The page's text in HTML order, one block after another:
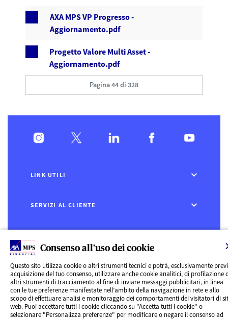
Consenso all'uso dei cookie
Questo sito utilizza cookie o altri strumenti tecnici e potrà, esclusivamente
acquisizione del tuo consenso, utilizzare anche cookie analitici, di profilazione
altri strumenti di tracciamento al fine di inviare messaggi pubblicitari, in linea
con le tue preferenze manifestate nell’ambito della navigazione in rete e allo
scopo di effettuare analisi e monitoraggio dei comportamenti dei visitatori di
web. Puoi accettare tutti i cookie cliccando su "Accetta tutti i cookie" o
selezionare "Personalizza preferenze" per modificare o negare il consenso ad
AXA MPS VP Progresso -
Aggiornamento.pdf
Progetto Valore Multi Asset -
Aggiornamento.pdf
Pagina 44 di 328
LINK UTILI
SERVIZI AL CLIENTE
CONTATTI
Privacy
Rivedi le tue scelte sui Cookie
Cookie Policy
Informazioni legali